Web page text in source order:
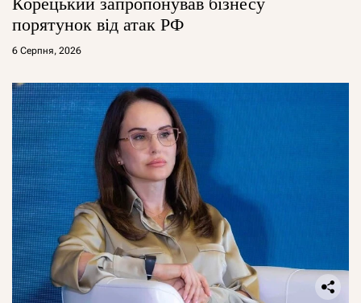
порятунок від атак РФ
6 Серпня, 2026